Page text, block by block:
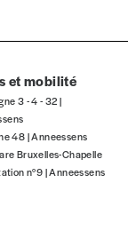
et mobilité
3 - 4 - 32 |
48 | Anneessens
Bruxelles-Chapelle
n°9 | Anneessens